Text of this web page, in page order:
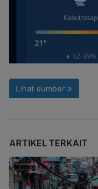
ARTIKEL TERKAIT